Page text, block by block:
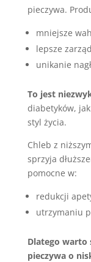
pieczywa.
mniejsze
lepsze
unikanie
To jest
diabetyków,
styl życia.
Chleb z
sprzyja
pomocne w:
redukcji
utrzymaniu
Dlatego warto
pieczywa o